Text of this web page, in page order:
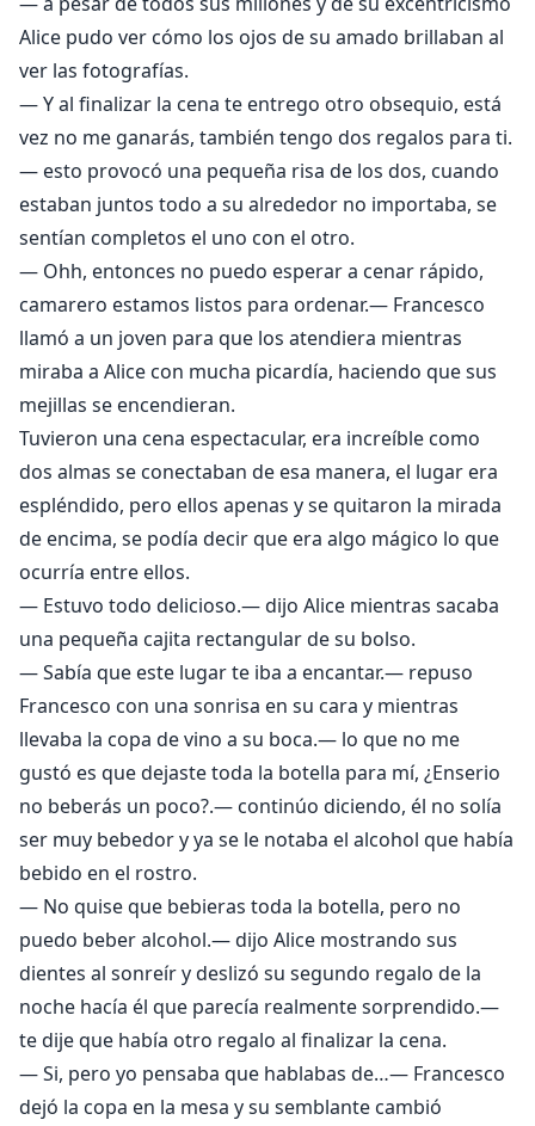
Alice pudo ver cómo los ojos de su amado brillaban al
ver las fotografías.
— Y al finalizar la cena te entrego otro obsequio, está
vez no me ganarás, también tengo dos regalos para ti.
— esto provocó una pequeña risa de los dos, cuando
estaban juntos todo a su alrededor no importaba, se
sentían completos el uno con el otro.
— Ohh, entonces no puedo esperar a cenar rápido,
camarero estamos listos para ordenar.— Francesco
llamó a un joven para que los atendiera mientras
miraba a Alice con mucha picardía, haciendo que sus
mejillas se encendieran.
Tuvieron una cena espectacular, era increíble como
dos almas se conectaban de esa manera, el lugar era
espléndido, pero ellos apenas y se quitaron la mirada
de encima, se podía decir que era algo mágico lo que
ocurría entre ellos.
— Estuvo todo delicioso.— dijo Alice mientras sacaba
una pequeña cajita rectangular de su bolso.
— Sabía que este lugar te iba a encantar.— repuso
Francesco con una sonrisa en su cara y mientras
llevaba la copa de vino a su boca.— lo que no me
gustó es que dejaste toda la botella para mí, ¿Enserio
no beberás un poco?.— continúo diciendo, él no solía
ser muy bebedor y ya se le notaba el alcohol que había
bebido en el rostro.
— No quise que bebieras toda la botella, pero no
puedo beber alcohol.— dijo Alice mostrando sus
dientes al sonreír y deslizó su segundo regalo de la
noche hacía él que parecía realmente sorprendido.—
te dije que había otro regalo al finalizar la cena.
— Si, pero yo pensaba que hablabas de…— Francesco
dejó la copa en la mesa y su semblante cambió